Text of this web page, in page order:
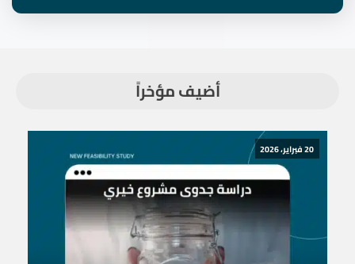
أضيف مؤخراً
20 فبراير، 2026